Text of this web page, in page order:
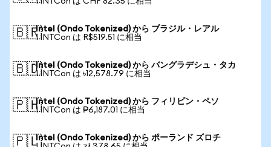
🇧🇷Intel (Ondo Tokenized) から ブラジル・レアル
1 INTCon は R$519.51 に相当
🇧🇩Intel (Ondo Tokenized) から バングラデシュ・タカ
1 INTCon は ৳12,578.79 に相当
🇵🇭Intel (Ondo Tokenized) から フィリピン・ペソ
1 INTCon は ₱6,187.01 に相当
🇵🇱Intel (Ondo Tokenized) から ポーランド ズロチ